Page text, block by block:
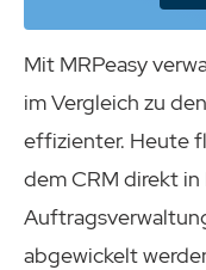
Mit MRPeasy
im Vergleich zu
effizienter. Heute
dem CRM direkt
abgewickelt